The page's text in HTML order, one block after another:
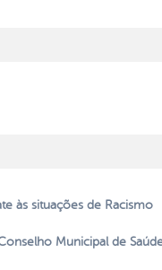
às situações de Racismo
Municipal de